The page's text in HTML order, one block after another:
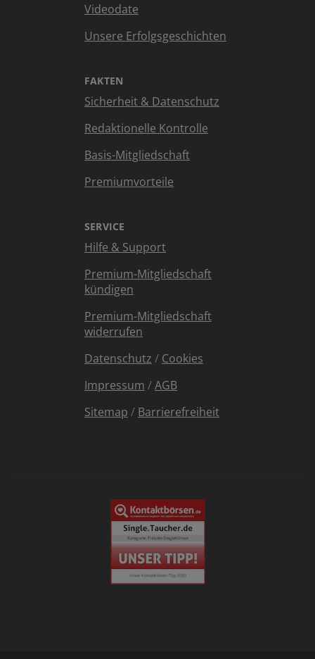
Videodate
Unsere Erfolgsgeschichten
FAKTEN
Sicherheit & Datenschutz
Redaktionelle Kontrolle
Basis-Mitgliedschaft
Premiumvorteile
SERVICE
Hilfe & Support
Premium-Mitgliedschaft
kündigen
Premium-Mitgliedschaft
widerrufen
Datenschutz / Cookies
Impressum /AGB
Sitemap / Barrierefreiheit